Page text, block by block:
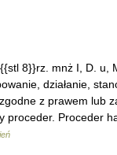
8}}rz. mnż I, D. u,
działanie,
z prawem lub
proceder. Proceder